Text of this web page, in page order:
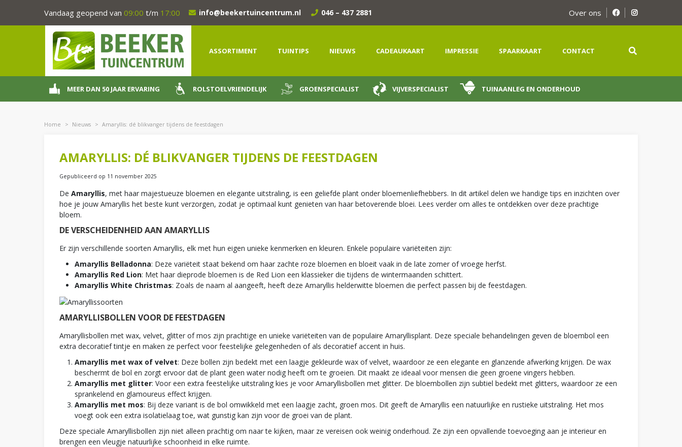
content
Home > Nieuws > Amaryllis: dé blikvanger tijdens de feestdagen
Vandaag geopend van 09:00 t/m 17:00 info@beekertuincentrum.nl 046 – 437 2881 Over ons
ASSORTIMENT TUINTIPS NIEUWS CADEAUKAART IMPRESSIE SPAARKAART CONTACT
MEER DAN 50 JAAR ERVARING ROLSTOELVRIENDELIJK GROENSPECIALIST VIJVERSPECIALIST TUINAANLEG EN ONDERHOUD
AMARYLLIS: DÉ BLIKVANGER TIJDENS DE FEESTDAGEN
Gepubliceerd op 11 november 2025
De Amaryllis, met haar majestueuze bloemen en elegante uitstraling, is een geliefde plant onder bloemenliefhebbers. In dit artikel delen we handige tips en inzichten over
hoe je jouw Amaryllis het beste kunt verzorgen, zodat je optimaal kunt genieten van haar betoverende bloei. Lees verder om alles te ontdekken over deze prachtige
bloem.
DE VERSCHEIDENHEID AAN AMARYLLIS
Er zijn verschillende soorten Amaryllis, elk met hun eigen unieke kenmerken en kleuren. Enkele populaire variëteiten zijn:
Amaryllis Belladonna: Deze variëteit staat bekend om haar zachte roze bloemen en bloeit vaak in de late zomer of vroege herfst.
Amaryllis Red Lion: Met haar dieprode bloemen is de Red Lion een klassieker die tijdens de wintermaanden schittert.
Amaryllis White Christmas: Zoals de naam al aangeeft, heeft deze Amaryllis helderwitte bloemen die perfect passen bij de feestdagen.
AMARYLLISBOLLEN VOOR DE FEESTDAGEN
Amaryllisbollen met wax, velvet, glitter of mos zijn prachtige en unieke variëteiten van de populaire Amaryllisplant. Deze speciale behandelingen geven de bloembol een
extra decoratief tintje en maken ze perfect voor feestelijke gelegenheden of als decoratief accent in huis.
Amaryllis met wax of velvet: Deze bollen zijn bedekt met een laagje gekleurde wax of velvet, waardoor ze een elegante en glanzende afwerking krijgen. De wax
beschermt de bol en zorgt ervoor dat de plant geen water nodig heeft om te groeien. Dit maakt ze ideaal voor mensen die geen groene vingers hebben.
Amaryllis met glitter: Voor een extra feestelijke uitstraling kies je voor Amaryllisbollen met glitter. De bloembollen zijn subtiel bedekt met glitters, waardoor ze een
sprankelend en glamoureus effect krijgen.
Amaryllis met mos: Bij deze variant is de bol omwikkeld met een laagje zacht, groen mos. Dit geeft de Amaryllis een natuurlijke en rustieke uitstraling. Het mos
voegt ook een extra isolatielaag toe, wat gunstig kan zijn voor de groei van de plant.
Deze speciale Amaryllisbollen zijn niet alleen prachtig om naar te kijken, maar ze vereisen ook weinig onderhoud. Ze zijn een opvallende toevoeging aan je interieur en
brengen een vleugje natuurlijke schoonheid in elke ruimte.